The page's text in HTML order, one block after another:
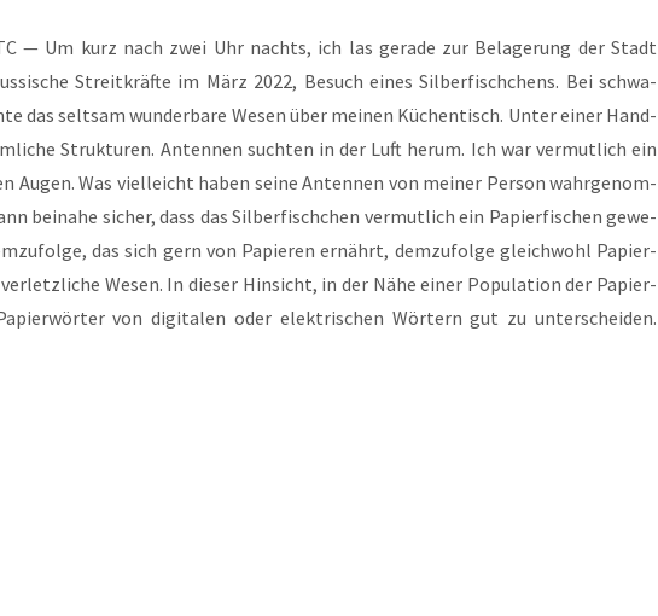
— Um kurz nach zwei Uhr nachts, ich las gera­de zur Bela­ge­rung der Stadt
Streit­kräf­te im März 2022, Besuch eines Sil­ber­fisch­chens. Bei schwa­
das selt­sam wun­der­ba­re Wesen über mei­nen Küchen­tisch. Unter einer Hand­
Struk­tu­ren. Anten­nen such­ten in der Luft her­um. Ich war ver­mut­lich ein
Augen. Was viel­leicht haben sei­ne Anten­nen von mei­ner Per­son wahr­ge­nom­
bei­na­he sicher, dass das Sil­ber­fisch­chen ver­mut­lich ein Papier­fi­schen gewe­
das sich gern von Papie­ren ernährt, dem­zu­fol­ge gleich­wohl Papier­
Wesen. In die­ser Hin­sicht, in der Nähe einer Popu­la­ti­on der Papier­
von digi­ta­len oder elek­tri­schen Wör­tern gut zu unter­schei­den.